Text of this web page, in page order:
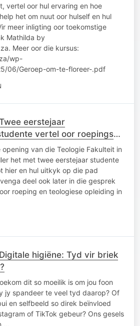
vertel oor hul ervaring en hoe
het om nuut oor hulself en hul
meer inligting oor toekomstige
Mathilda by
Meer oor die kursus:
wp-
06/Geroep-om-te-floreer-.pdf
eerstejaar
vertel oor roepings
van die Teologie Fakulteit in
het met twee eerstejaar studente
hier en hul uitkyk op die pad
deel ook later in die gesprek
roeping en teologiese opleiding in
higiëne: Tyd vir briek
dit so moeilik is om jou foon
jy spandeer te veel tyd daarop? Of
en selfbeeld so direk beïnvloed
of TikTok gebeur? Ons gesels